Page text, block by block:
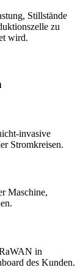
Stillstände
zu
wird.
invasive
Stromkreisen.
Maschine,
in
des Kunden.